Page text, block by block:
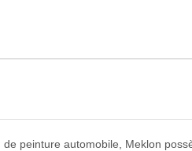
peinture automobile, Meklon